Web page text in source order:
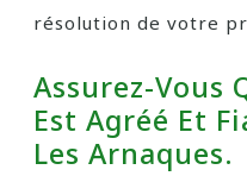
résolution de votre
Assurez-Vous
Est Agréé Et
Les Arnaques.